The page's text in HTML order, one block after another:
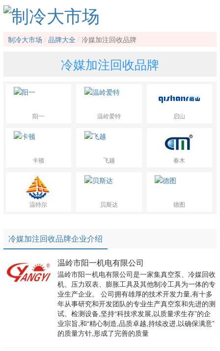
制冷大市场 品牌大全 冷媒加注回收品牌
冷媒加注回收品牌
阳一 温岭爱特 启山
卡顿 飞越 春木
温特尔 贝斯达 德图
冷媒加注回收品牌企业介绍
温岭市阳一机电有限公司
温岭市阳一机电有限公司是一家集真空泵、冷媒回收
机、压力双表、膨胀工具及其他制冷工具为一体的专
业生产企业。 公司拥有雄厚的技术开发力量,有十多
年从事研究和开发团队的专业生产真空泵和先进的测
试、检测设备,坚持“科技求发展,以质量求生存”的企
业宗旨,和“精心制造,品质卓越,持续改进,以确保满意”
的质量方针,形成了完善的质量